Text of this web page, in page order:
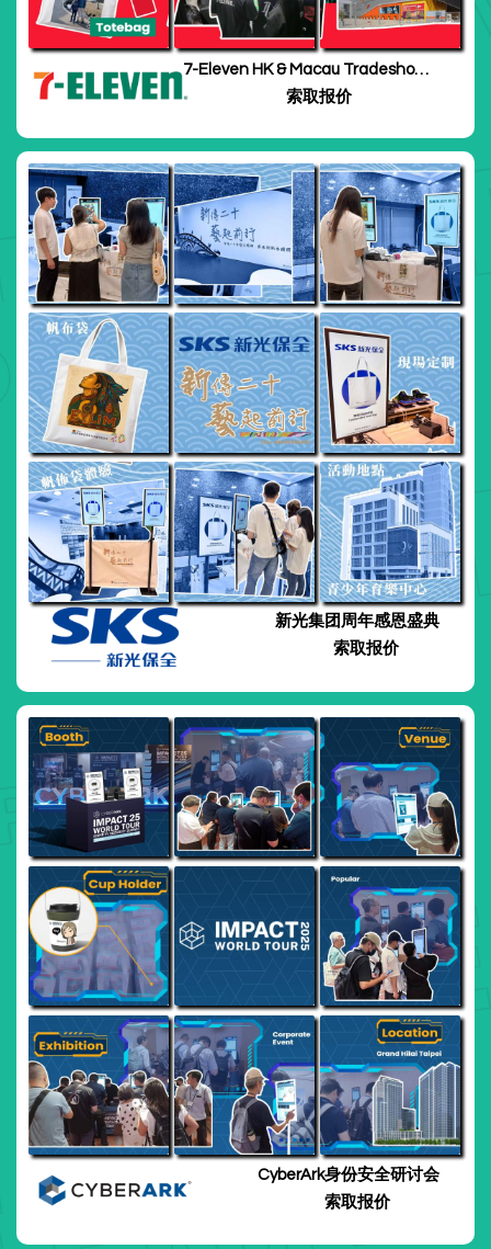
7-Eleven HK & Macau Tradeshow
2025
索取报价
新光集团周年感恩盛典
索取报价
CyberArk身份安全研讨会
索取报价